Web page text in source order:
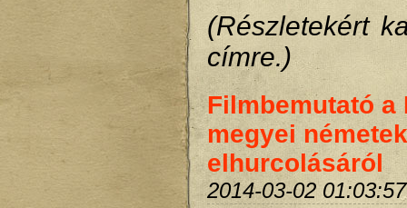
(Részletekért
címre.)
Filmbemutató a
megyei németek
elhurcolásáról
2014-03-02 01:03:57